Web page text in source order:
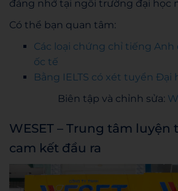
đáng nhớ tại ngôi trường đại học
Có thể bạn quan tâm:
Các loại chứng chỉ tiếng
ốc tế
Bằng IELTS có xét tuyển Đại
Biên tập và chỉnh sửa:
WESET – Trung tâm
cam kết đầu ra